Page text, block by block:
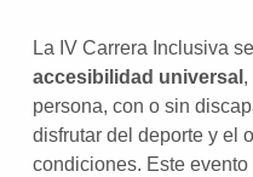
La IV Carrera Inclusiva
accesibilidad universal ,
persona, con o sin
disfrutar del deporte y el
condiciones. Este